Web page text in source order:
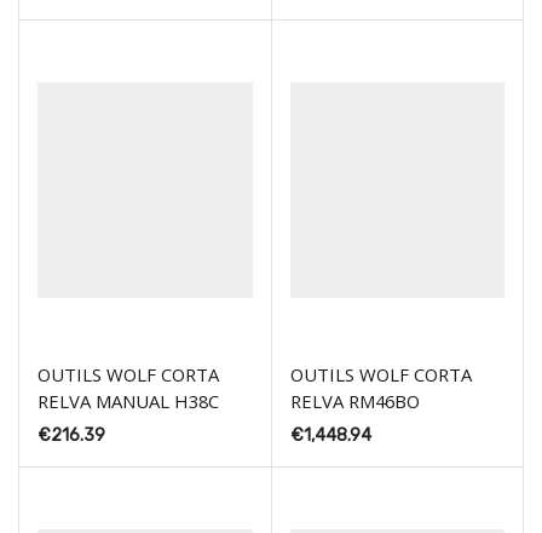
OUTILS WOLF CORTA
RELVA MANUAL H38C
€216.39
OUTILS WOLF CORTA
RELVA RM46BO
€1,448.94